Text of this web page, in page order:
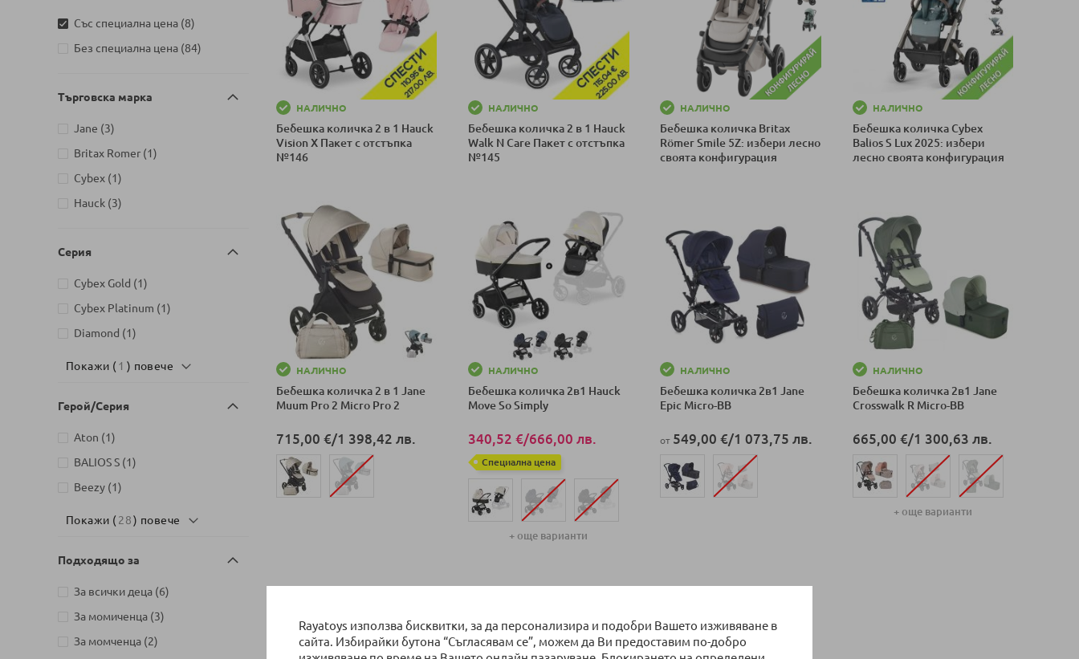
Rayatoys използва бисквитки, за да персонализира и подобри Вашето изживяване в
сайта. Избирайки бутона “Съгласявам се”, можем да Ви предоставим по-добро
НАЛИЧНО
Бебешка количка 2 в 1 Hauck
Vision X Пакет с отстъпка
№146
НАЛИЧНО
Бебешка количка 2 в 1 Hauck
Walk N Care Пакет с отстъпка
№145
НАЛИЧНО
Бебешка количка Britax
Römer Smile 5Z: избери лесно
своята конфигурация
НАЛИЧНО
Бебешка количка Cybex
Balios S Lux 2025: избери
лесно своята конфигурация
НАЛИЧНО
Бебешка количка 2 в 1 Jane
Muum Pro 2 Micro Pro 2
715,00 €/1 398,42 лв.
НАЛИЧНО
Бебешка количка 2в1 Hauck
Move So Simply
340,52 €/666,00 лв.
Специална цена
+ още варианти
НАЛИЧНО
Бебешка количка 2в1 Jane
Epic Micro-BB
от 549,00 €/1 073,75 лв.
НАЛИЧНО
Бебешка количка 2в1 Jane
Crosswalk R Micro-BB
665,00 €/1 300,63 лв.
+ още варианти
Детски магазин на Шипченски
Детски магазин на ул.
1 2
артикули
Детски магазин на ул.
Митрополит Андрей №31,
Със специална цена 8
артикули
Без специална цена 84
артикули
Търговска марка
Jane 3
артикули
Britax Romer 1
артикул
Cybex 1
артикул
Hauck 3
артикули
Серия
Cybex Gold 1
артикул
Cybex Platinum
1
артикул
Diamond
1
артикул
Покажи (1 ) повече
Герой/Серия
Aton 1
артикул
BALIOS S 1
артикул
Beezy 1
артикул
Покажи (28 ) повече
Подходящо за
За всички деца 6
артикули
За момиченца 3
артикули
За момченца 2
артикули